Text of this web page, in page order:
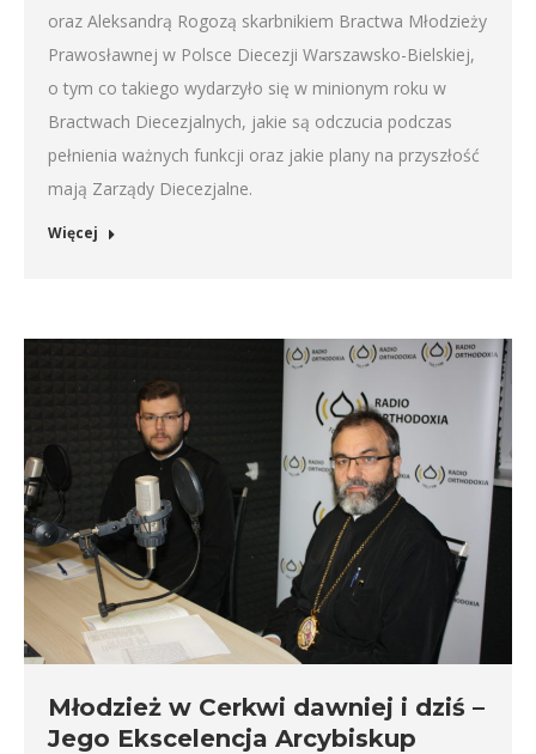
oraz Aleksandrą Rogozą skarbnikiem Bractwa Młodzieży
Prawosławnej w Polsce Diecezji Warszawsko-Bielskiej,
o tym co takiego wydarzyło się w minionym roku w
Bractwach Diecezjalnych, jakie są odczucia podczas
pełnienia ważnych funkcji oraz jakie plany na przyszłość
mają Zarządy Diecezjalne.
Więcej
Młodzież w Cerkwi dawniej i dziś –
Jego Ekscelencja Arcybiskup